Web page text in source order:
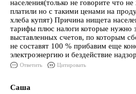
населения(только не говорите что
платили но с такими ценами на
хлеба купят) Причина нищета
тарифы плюс налоги которые нужно
выставленных счетов, по которым
не составят 100 % прибавим еще
электроэнергию и бездействие
Ответить Цитировать
Саша